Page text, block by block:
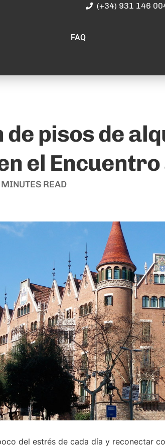
FAQ
(+34) 931 146
de pisos de
el
READ
del estrés de cada día y reconectar